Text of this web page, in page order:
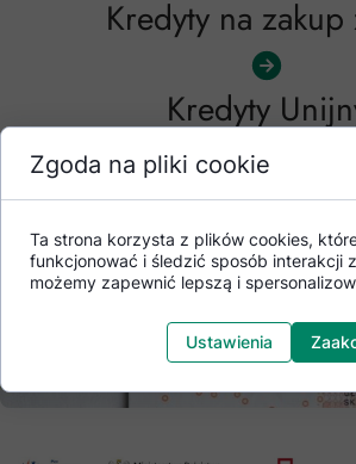
Kredyty
Kredyty na
Zgoda na pliki cookie
Ta strona korzysta z plików cookies,
funkcjonować i śledzić sposób interakcji
możemy zapewnić lepszą i
Ustawienia